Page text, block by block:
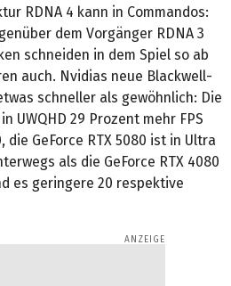
RDNA 4 kann in Commandos:
dem Vorgänger RDNA 3
schneiden in dem Spiel so ab
auch. Nvidias neue Blackwell-
schneller als gewöhnlich: Die
UWQHD 29 Prozent mehr FPS
die GeForce RTX 5080 ist in Ultra
als die GeForce RTX 4080
es geringere 20 respektive